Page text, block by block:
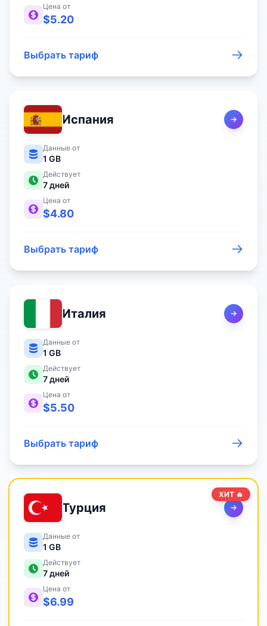
Цена от
$5.20
Выбрать тариф
Испания
Данные от
1 GB
Действует
7дней
Цена от
$4.80
Выбрать тариф
Италия
Данные от
1 GB
Действует
7дней
Цена от
$5.50
Выбрать тариф
ХИТ 🔥
Турция
Данные от
1 GB
Действует
7дней
Цена от
$6.99